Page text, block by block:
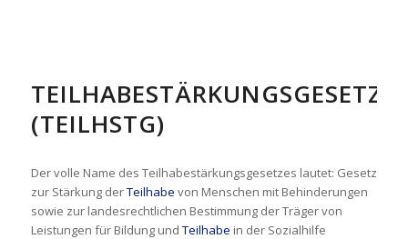
TEILHABESTÄRKUNGSGESETZ
(TEILHSTG)
Der volle Name des Teilhabestärkungsgesetzes lautet: Gesetz
zur Stärkung derTeilhabe von Menschen mit Behinderungen
sowie zur landesrechtlichen Bestimmung der Träger von
Leistungen für Bildung und Teilhabe in der Sozialhilfe